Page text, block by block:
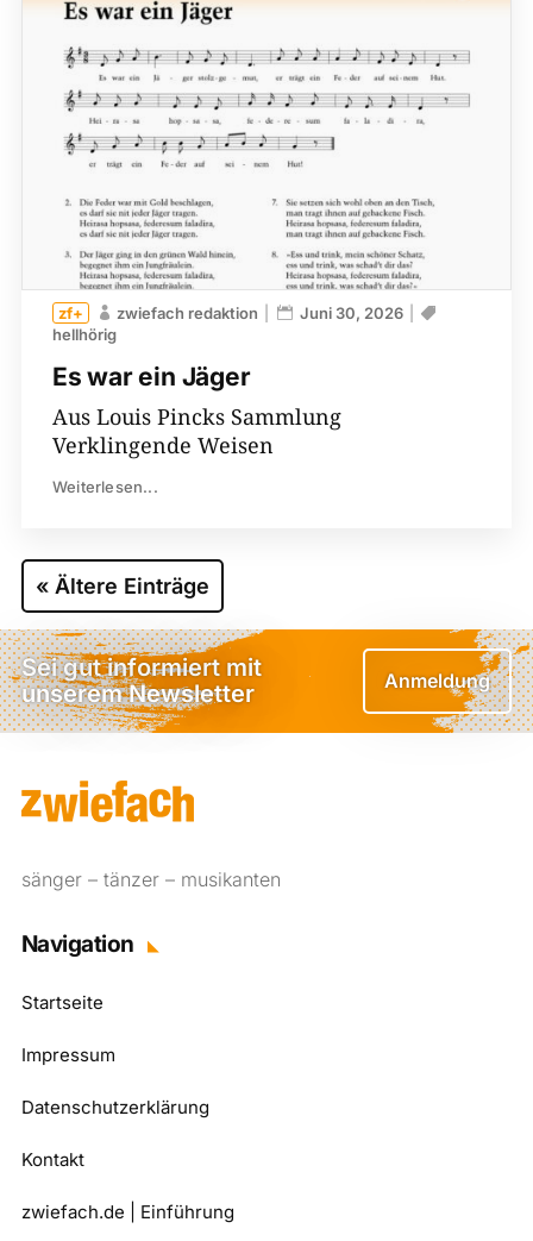
Es war ein Jäger
zwiefach redaktion
Juni 30, 2026
hellhörig
Aus Louis Pincks Sammlung
Verklingende Weisen
Weiterlesen...
« Ältere Einträge
Sei gut informiert mit
unserem Newsletter
Anmeldung
sänger – tänzer – musikanten
Navigation
Startseite
Impressum
Datenschutzerklärung
Kontakt
zwiefach.de | Einführung